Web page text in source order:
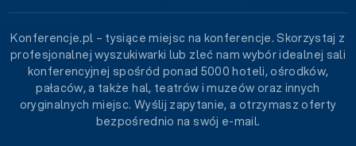
Konferencje.pl – tysiące miejsc na konferencje. Skorzystaj z
profesjonalnej wyszukiwarki lub zleć nam wybór idealnej sali
konferencyjnej spośród ponad 5000 hoteli, ośrodków,
pałaców, a także hal, teatrów i muzeów oraz innych
oryginalnych miejsc. Wyślij zapytanie, a otrzymasz oferty
bezpośrednio na swój e-mail.